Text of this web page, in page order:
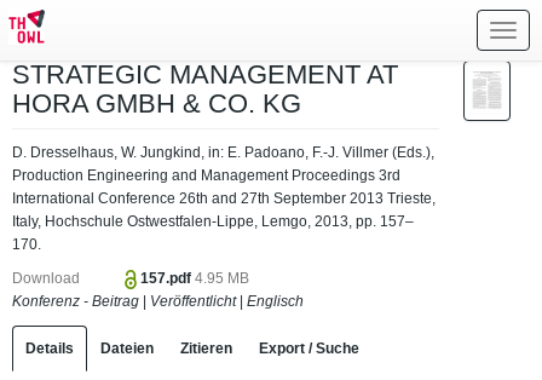
STRATEGIC MANAGEMENT AT
HORA GMBH & CO. KG
D. Dresselhaus, W. Jungkind, in: E. Padoano, F.-J. Villmer (Eds.),
Production Engineering and Management Proceedings 3rd
International Conference 26th and 27th September 2013 Trieste,
Italy, Hochschule Ostwestfalen-Lippe, Lemgo, 2013, pp. 157–
170.
Download 157.pdf4.95 MB
Konferenz - Beitrag
Veröffentlicht| Englisch
Details Dateien Zitieren Export / Suche